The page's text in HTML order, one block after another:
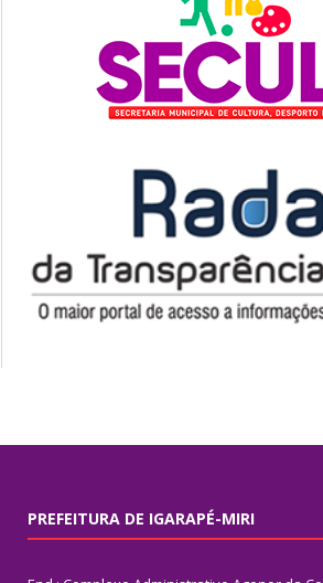
PREFEITURA DE IGARAPÉ-MIRI